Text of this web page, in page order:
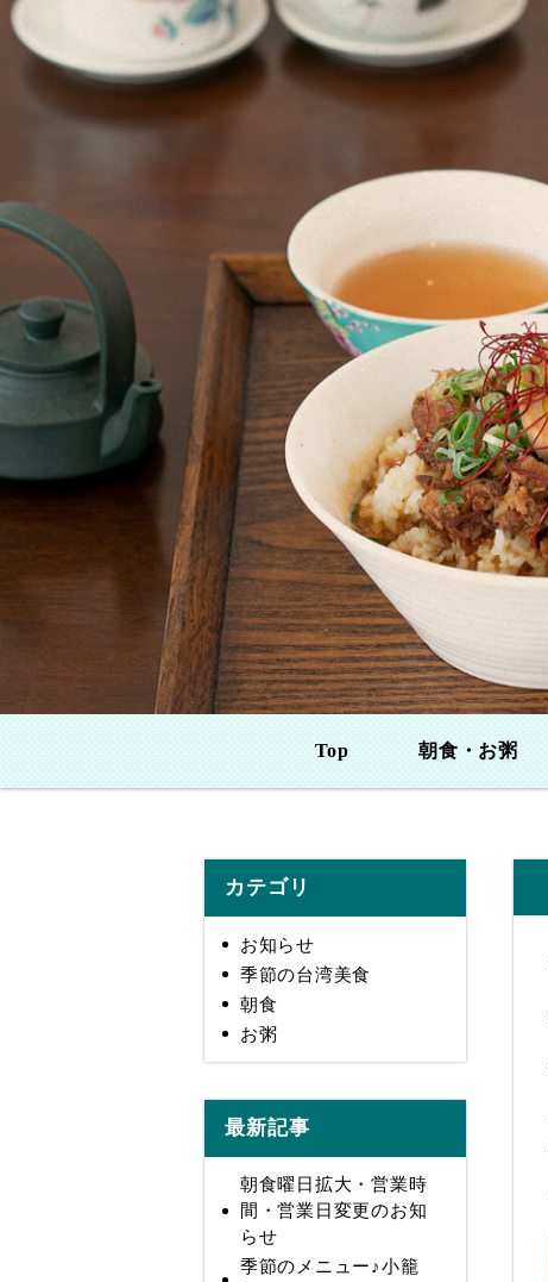
Top 朝食・お粥
カテゴリ
お知らせ
季節の台湾美食
朝食
お粥
最新記事
朝食曜日拡大・営業時
間・営業日変更のお知
らせ
季節のメニュー♪小籠